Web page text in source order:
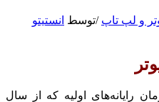
و لپ تاپ /توسط انستیتو
رایانه‌های اولیه که از سال